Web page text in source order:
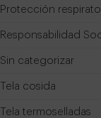
Protección
Responsabilidad
Sin categorizar
Tela cosida
Tela termoselladas